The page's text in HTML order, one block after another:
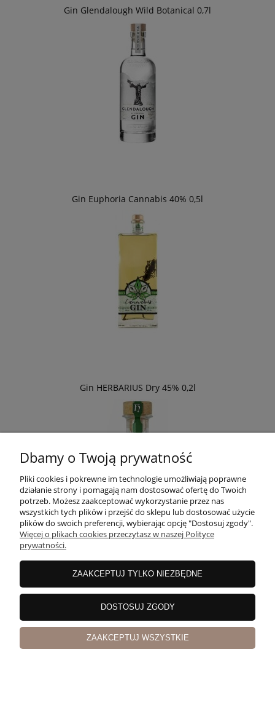
Gin Glendalough Wild Botanical 0,7l
Gin Euphoria Cannabis 40% 0,5l
Gin HERBARIUS Dry 45% 0,2l
Gin Bombay Sapphire 40% 0,7l
Dbamy o Twoją prywatność
Pliki cookies i pokrewne im technologie umożliwiają poprawne
działanie strony i pomagają nam dostosować ofertę do Twoich
potrzeb. Możesz zaakceptować wykorzystanie przez nas
wszystkich tych plików i przejść do sklepu lub dostosować użycie
plików do swoich preferencji, wybierając opcję "Dostosuj zgody".
Więcej o plikach cookies przeczytasz w naszej Polityce
prywatności.
ZAAKCEPTUJ TYLKO NIEZBĘDNE
DOSTOSUJ ZGODY
ZAAKCEPTUJ WSZYSTKIE